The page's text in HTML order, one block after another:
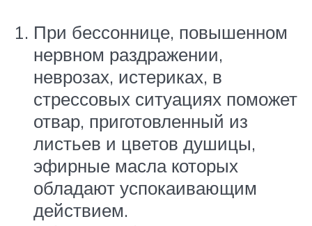
При бессоннице, повышенном
нервном раздражении,
неврозах, истериках, в
стрессовых ситуациях поможет
отвар, приготовленный из
листьев и цветов душицы,
эфирные масла которых
обладают успокаивающим
действием.